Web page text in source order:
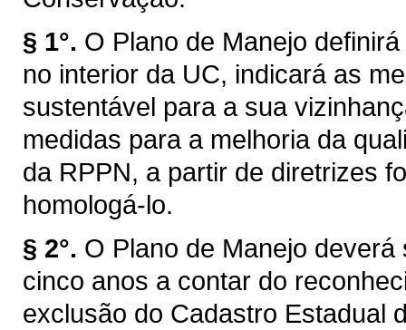
§ 1°. O Plano de Manejo
no interior da UC, indicará as
sustentável para a sua
medidas para a melhoria da
da RPPN, a partir de diretrizes
homologá-lo.
§ 2°. O Plano de Manejo
cinco anos a contar do
exclusão do Cadastro Estadual